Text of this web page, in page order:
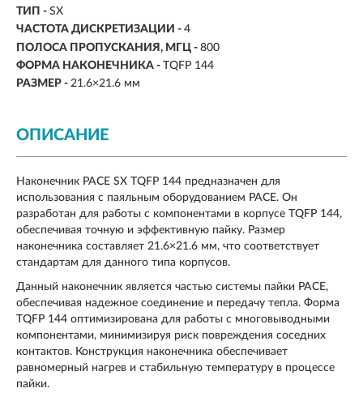
ТИП - SX
ЧАСТОТА ДИСКРЕТИЗАЦИИ - 4
ПОЛОСА ПРОПУСКАНИЯ, МГЦ - 800
ФОРМА НАКОНЕЧНИКА - TQFP 144
РАЗМЕР - 21.6×21.6 мм
ОПИСАНИЕ
Наконечник PACE SX TQFP 144 предназначен для
использования с паяльным оборудованием PACE. Он
разработан для работы с компонентами в корпусе TQFP 144,
обеспечивая точную и эффективную пайку. Размер
наконечника составляет 21.6×21.6 мм, что соответствует
стандартам для данного типа корпусов.
Данный наконечник является частью системы пайки PACE,
обеспечивая надежное соединение и передачу тепла. Форма
TQFP 144 оптимизирована для работы с многовыводными
компонентами, минимизируя риск повреждения соседних
контактов. Конструкция наконечника обеспечивает
равномерный нагрев и стабильную температуру в процессе
пайки.